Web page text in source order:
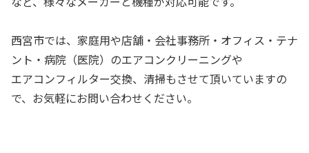
西宮市では、家庭用や店舗・会社事務所・オフィス・テナ
ント・病院（医院）のエアコンクリーニングや
エアコンフィルター交換、清掃もさせて頂いていますの
で、お気軽にお問い合わせください。